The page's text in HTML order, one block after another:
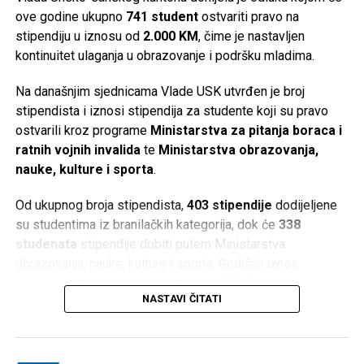
Share Post
Share
Tweet Share
Mail
ove godine ukupno 741 studentostvariti pravo na
stipendiju u iznosu od 2.000 KM, čime je nastavljen
kontinuitet ulaganja u obrazovanje i podršku mladima.
Na današnjim sjednicama Vlade USK utvrđen je broj
stipendista i iznosi stipendija za studente koji su pravo
ostvarili kroz programe Ministarstva za pitanja boraca i
ratnih vojnih invalidate Ministarstva obrazovanja,
nauke, kulture i sporta.
Od ukupnog broja stipendista, 403 stipendije dodijeljene
su studentima iz branilačkih kategorija, dok će 338
studenata stipendije dobiti putem Ministarstva
stipendije za sve korisnike iznosi2.000 KM.
jedno od ključnih opredjeljenja, naglašavajući da podrška
NASTAVI ČITATI